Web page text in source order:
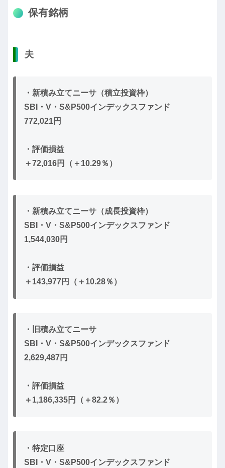
保有銘柄
夫
・新積み立てニーサ（積立投資枠）
SBI・V・S&P500インデックスファンド
772,021円
・評価損益
＋72,016円（＋10.29％）
・新積み立てニーサ（成長投資枠）
SBI・V・S&P500インデックスファンド
1,544,030円
・評価損益
＋143,977円（＋10.28％）
・旧積み立てニーサ
SBI・V・S&P500インデックスファンド
2,629,487円
・評価損益
＋1,186,335円（＋82.2％）
・特定口座
SBI・V・S&P500インデックスファンド